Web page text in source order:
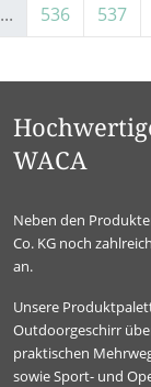
... 536 537
WACA
Neben den
Co. KG noch
an.
Unsere
Outdoorgeschirr
praktischen
sowie Sport- und